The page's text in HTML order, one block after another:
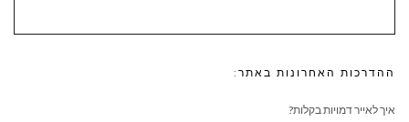
ההדרכות האחרונות באתר:
איך לאייר דמויות בקלות?